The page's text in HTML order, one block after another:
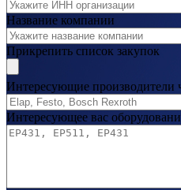
Название компании
Прикрепить список закупок
Интересующие производители
Интересующее вас